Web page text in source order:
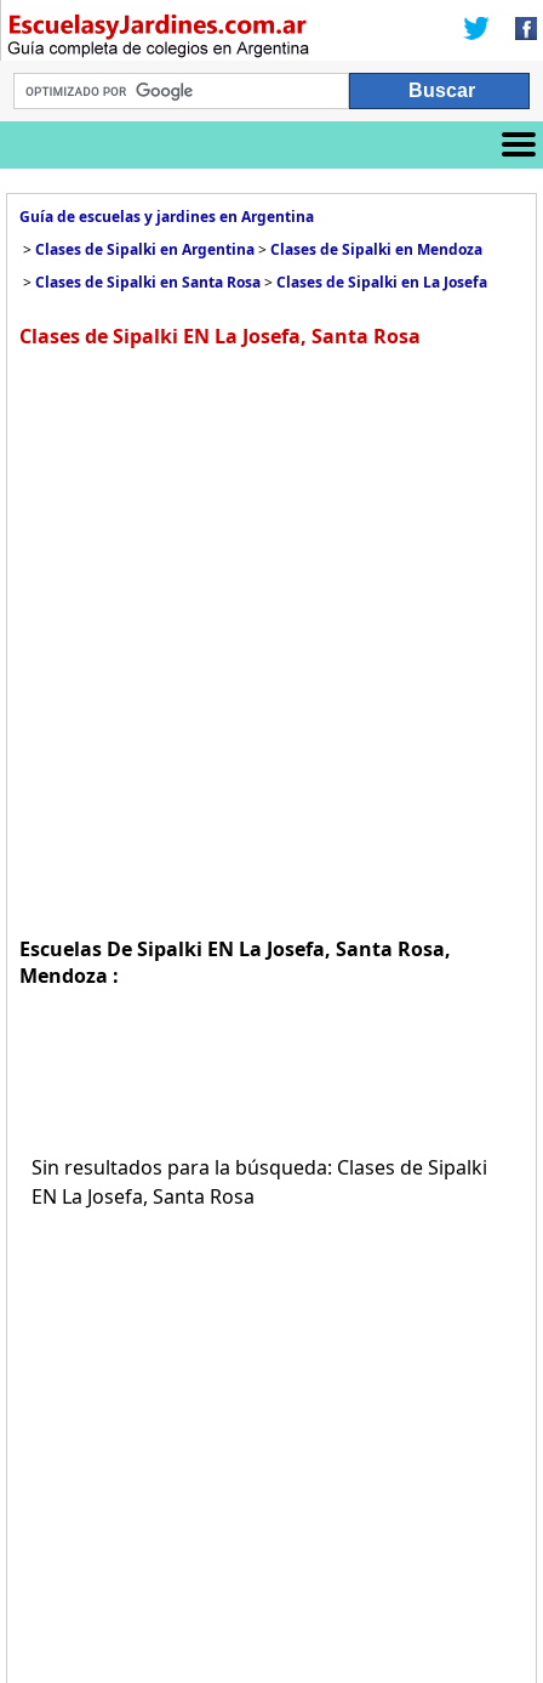
Guía de escuelas y jardines en Argentina
>Clases de Sipalki en Argentina>Clases de Sipalki en Mendoza
>Clases de Sipalki en Santa Rosa>Clases de Sipalki en La Josefa
Clases de Sipalki EN La Josefa, Santa Rosa
Escuelas De Sipalki EN La Josefa, Santa Rosa,
Mendoza :
Sin resultados para la búsqueda: Clases de Sipalki
EN La Josefa, Santa Rosa